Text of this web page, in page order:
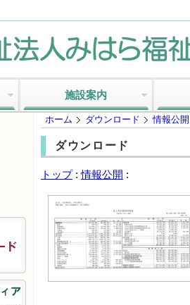
施設案内
ホーム ダウンロード 情報公開
ダウンロード
トップ:情報公開 :